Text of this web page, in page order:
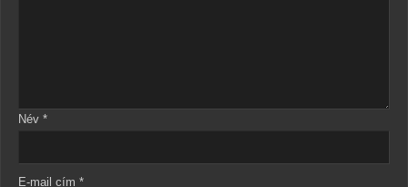
Név *
E-mail cím *